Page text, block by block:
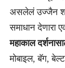
असलेलं उज्जैन
समाधान देणारा
महाकाल
मोबाइल, बॅग,